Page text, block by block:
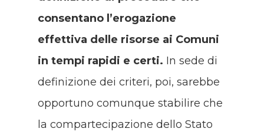
consentano l’erogazione
effettiva delle risorse ai Comuni
in tempi rapidi e certi. In sede di
definizione dei criteri, poi, sarebbe
opportuno comunque stabilire che
la compartecipazione dello Stato